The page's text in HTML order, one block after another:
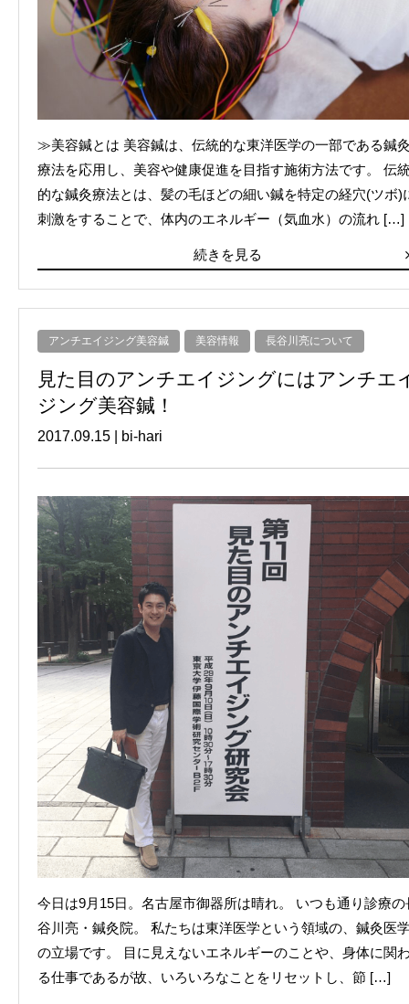
≫美容鍼とは 美容鍼は、伝統的な東洋医学の一部である鍼
療法を応用し、美容や健康促進を目指す施術方法です。 伝
的な鍼灸療法とは、髪の毛ほどの細い鍼を特定の経穴(ツボ)
刺激をすることで、体内のエネルギー（気血水）の流れ […]
続きを見る
アンチエイジング美容鍼 美容情報 長谷川亮について
見た目のアンチエイジングにはアンチエ
ジング美容鍼！
2017.09.15 bi-hari
今日は9月15日。名古屋市御器所は晴れ。 いつも通り診療の
谷川亮・鍼灸院。 私たちは東洋医学という領域の、鍼灸医
の立場です。 目に見えないエネルギーのことや、身体に関
る仕事であるが故、いろいろなことをリセットし、節 […]